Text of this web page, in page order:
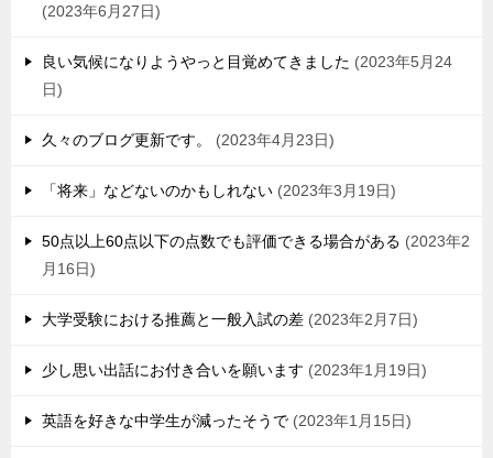
2023年6月27日
良い気候になりようやっと目覚めてきました
2023年5月24
日
久々のブログ更新です。 2023年4月23日
「将来」などないのかもしれない 2023年3月19日
50点以上60点以下の点数でも評価できる場合がある
2023年2
月16日
大学受験における推薦と一般入試の差 2023年2月7日
少し思い出話にお付き合いを願います 2023年1月19日
英語を好きな中学生が減ったそうで 2023年1月15日